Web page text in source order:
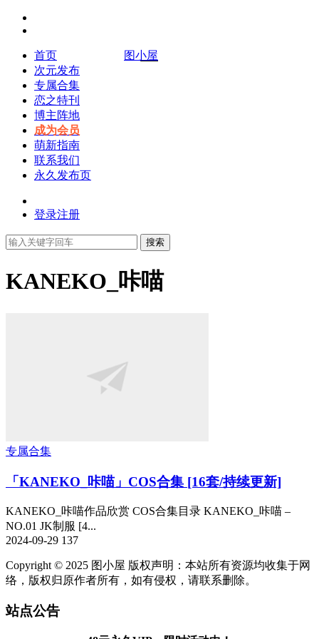
图小屋
首页
次元发布
专属合集
恋之特刊
博主阵地
成为会员
萌新指南
联系我们
永久发布页
登录注册
搜索
KANEKO_咔喵
专属合集
「KANEKO_咔喵」COS合集 [16套/持续更新]
KANEKO_咔喵作品欣赏 COS合集目录 KANEKO_咔喵 –
NO.01 JK制服 [4...
2024-09-29 137
Copyright © 2025 图小屋 版权声明：本站所有资源均收集于网
络，版权归原作者所有，如有侵权，请联系删除。
站点公告